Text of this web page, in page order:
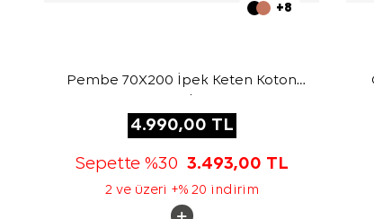
+8
Pembe 70X200 İpek Keten Koton
Şal
4.990,00 TL
Sepette %30 3.493,00 TL
2 ve üzeri +% 20 indirim